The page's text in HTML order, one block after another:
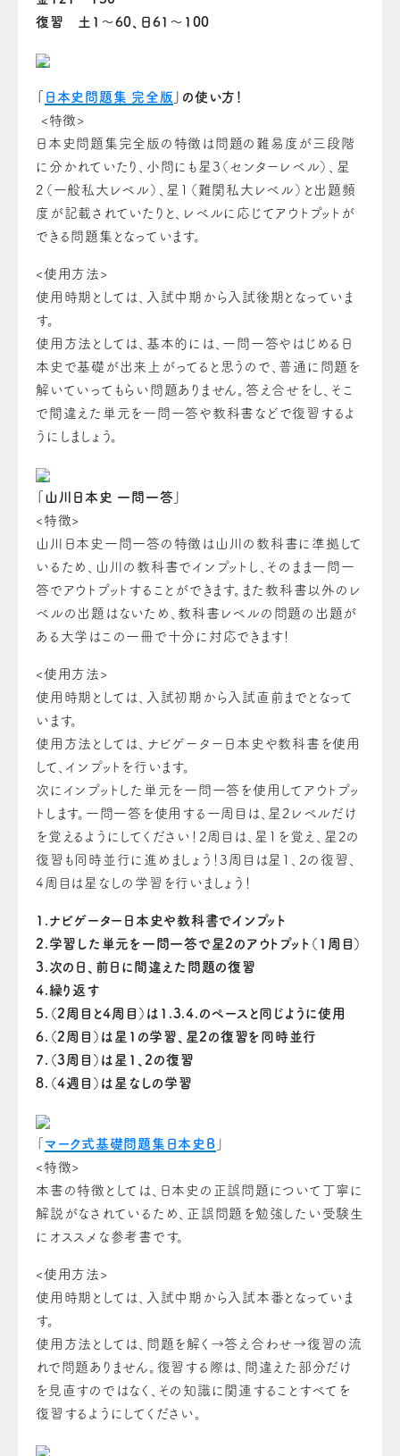
復習 土1〜60、日61〜100
「 日本史問題集 完全版 」の使い方！
<特徴>
日本史問題集完全版の特徴は問題の難易度が三段階
に分かれていたり、小問にも星3（センターレベル）、星
2（一般私大レベル）、星1（難関私大レベル）と出題頻
度が記載されていたりと、レベルに応じてアウトプットが
できる問題集となっています。
<使用方法>
使用時期としては、入試中期から入試後期となっていま
す。
使用方法としては、基本的には、一問一答やはじめる日
本史で基礎が出来上がってると思うので、普通に問題を
解いていってもらい問題ありません。答え合せをし、そこ
で間違えた単元を一問一答や教科書などで復習するよ
うにしましょう。
「山川日本史 一問一答」
<特徴>
山川日本史一問一答の特徴は山川の教科書に準拠して
いるため、山川の教科書でインプットし、そのまま一問一
答でアウトプットすることができます。また教科書以外のレ
ベルの出題はないため、教科書レベルの問題の出題が
ある大学はこの一冊で十分に対応できます！
<使用方法>
使用時期としては、入試初期から入試直前までとなって
います。
使用方法としては、ナビゲーター日本史や教科書を使用
して、インプットを行います。
次にインプットした単元を一問一答を使用してアウトプッ
トします。一問一答を使用する一周目は、星2レベルだけ
を覚えるようにしてください！2周目は、星1を覚え、星2の
復習も同時並行に進めましょう！3周目は星1、2の復習、
4周目は星なしの学習を行いましょう！
1.ナビゲーター日本史や教科書でインプット
2.学習した単元を一問一答で星2のアウトプット（1周目）
3.次の日、前日に間違えた問題の復習
4.繰り返す
5.（2周目と4周目）は1.3.4.のペースと同じように使用
6.（2周目）は星1の学習、星2の復習を同時並行
7.（3周目）は星1、2の復習
8.（4週目）は星なしの学習
「 マーク式基礎問題集日本史B 」
<特徴>
本書の特徴としては、日本史の正誤問題について丁寧に
解説がなされているため、正誤問題を勉強したい受験生
にオススメな参考書です。
<使用方法>
使用時期としては、入試中期から入試本番となっていま
す。
使用方法としては、問題を解く→答え合わせ→復習の流
れで問題ありません。復習する際は、間違えた部分だけ
を見直すのではなく、その知識に関連することすべてを
復習するようにしてください。